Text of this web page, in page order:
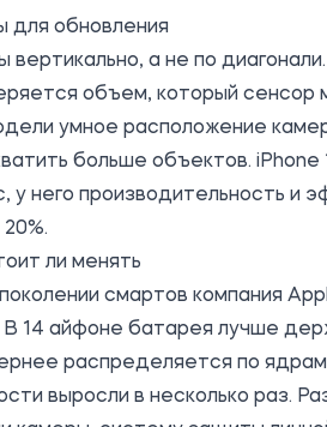
для обновления
вертикально, а не по
объем, который сенсор
умное расположение
больше объектов. iPhone
у него производительность и
ли менять
смартов компания
В 14 айфоне батарея лучше
распределяется по
выросли в несколько раз.